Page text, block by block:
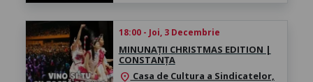
18:00 - Joi, 3 Decembrie
MINUNAȚII CHRISTMAS EDITION |
CONSTANȚA
location_on Casa de Cultura a Sindicatelor,